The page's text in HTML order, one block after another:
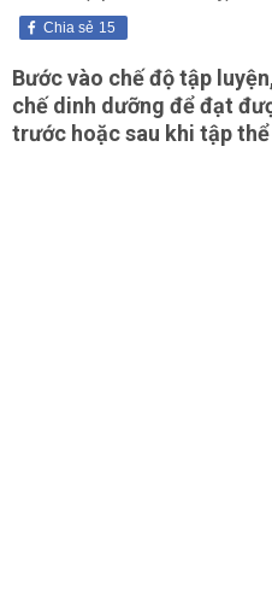
15
Chia sẻ
Bước vào chế độ tập
chế dinh dưỡng để đạt
trước hoặc sau khi tập